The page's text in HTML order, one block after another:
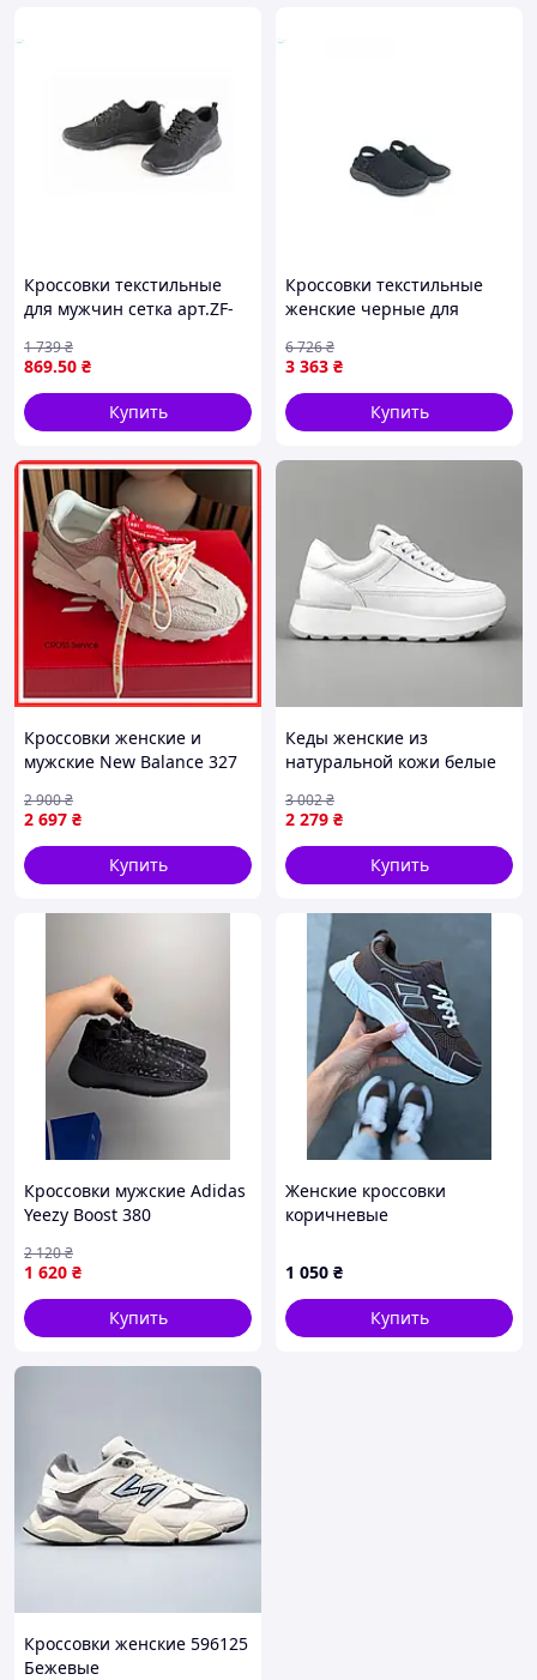
Кроссовки текстильные
для мужчин сетка арт.ZF-
комфортной повседневной
носки
869.50 ₴
1 739₴
Купить
Кроссовки текстильные
женские черные для
универсальная обувь для
комфорта и стиля
3 363 ₴
6 726₴
Купить
Кроссовки женские и
мужские New Balance 327
Беланс 327 бежевые
2 697 ₴
2 900₴
Купить
Кеды женские из
натуральной кожи белые
демисезонные
классические Seli Кеди
жіночі з натуральної
шкіри білі однотонні
2 279 ₴
3 002₴
Купить
Кроссовки мужские Adidas
Yeezy Boost 380
легкие
1 620 ₴
2 120₴
Купить
Женские кроссовки
коричневые
1 050 ₴
Купить
Кроссовки женские 596125
Бежевые